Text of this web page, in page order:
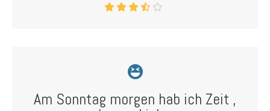
Am Sonntag morgen hab ich Zeit ,